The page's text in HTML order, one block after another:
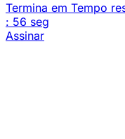
Termina em Tempo
: 56 seg
Assinar